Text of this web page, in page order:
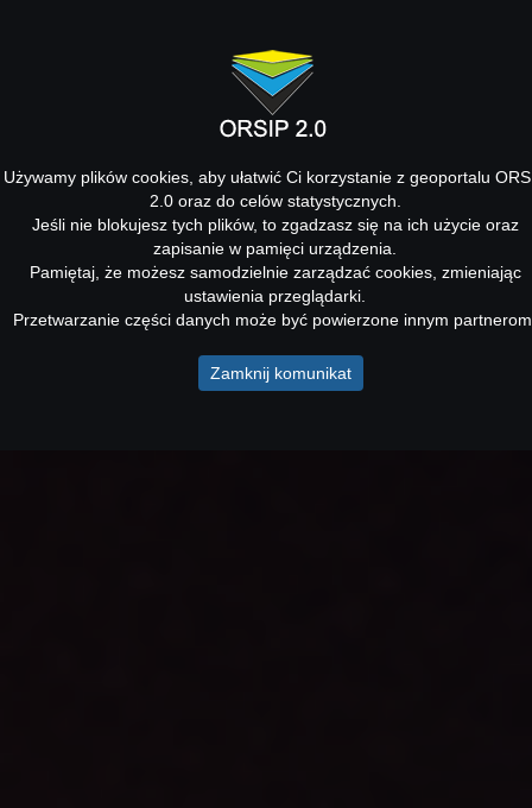
Używamy plików cookies, aby ułatwić Ci korzystanie z geoportalu
2.0 oraz do celów statystycznych.
Jeśli nie blokujesz tych plików, to zgadzasz się na ich użycie oraz
zapisanie w pamięci urządzenia.
Pamiętaj, że możesz samodzielnie zarządzać cookies, zmieniając
ustawienia przeglądarki.
Przetwarzanie części danych może być powierzone innym
Zamknij komunikat